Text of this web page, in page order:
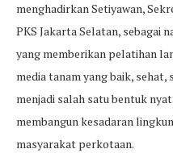
menghadirkan Setiyawan,
PKS Jakarta Selatan, sebagai
yang memberikan pelatihan
media tanam yang baik, sehat,
menjadi salah satu bentuk
membangun kesadaran
masyarakat perkotaan.